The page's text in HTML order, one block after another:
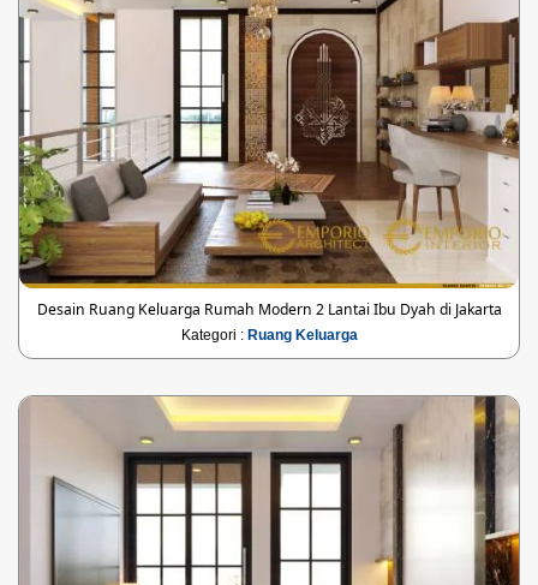
Desain Ruang Keluarga Rumah Modern 2 Lantai Ibu Dyah di Jakarta
Kategori : Ruang Keluarga